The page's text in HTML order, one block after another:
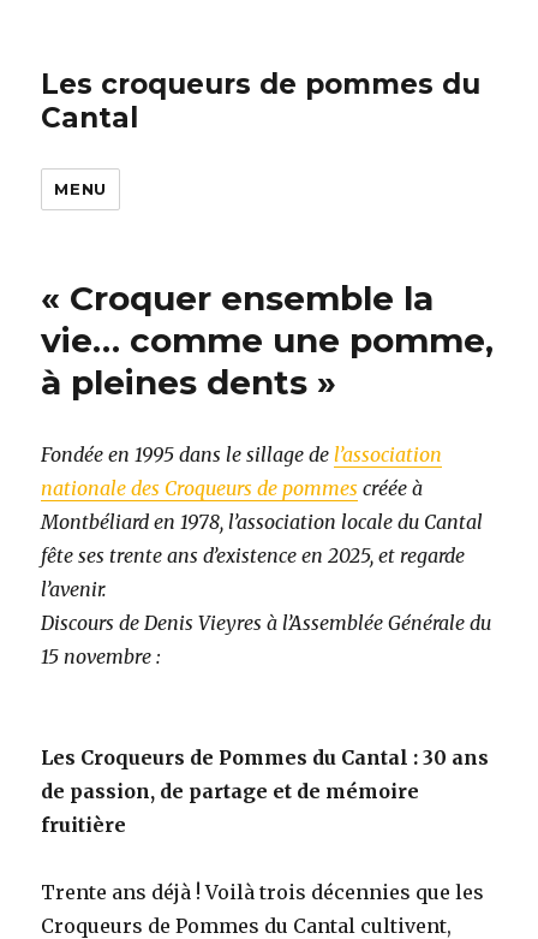
Les croqueurs de pommes du
Cantal
MENU
« Croquer ensemble la
vie… comme une pomme,
à pleines dents »
Fondée en 1995 dans le sillage del’association
nationale des Croqueurs de pommes créée à
Montbéliard en 1978, l’association locale du Cantal
fête ses trente ans d’existence en 2025, et regarde
l’avenir.
Discours de Denis Vieyres à l’Assemblée Générale du
15 novembre :
Les Croqueurs de Pommes du Cantal : 30 ans
de passion, de partage et de mémoire
fruitière
Trente ans déjà ! Voilà trois décennies que les
Croqueurs de Pommes du Cantal cultivent,